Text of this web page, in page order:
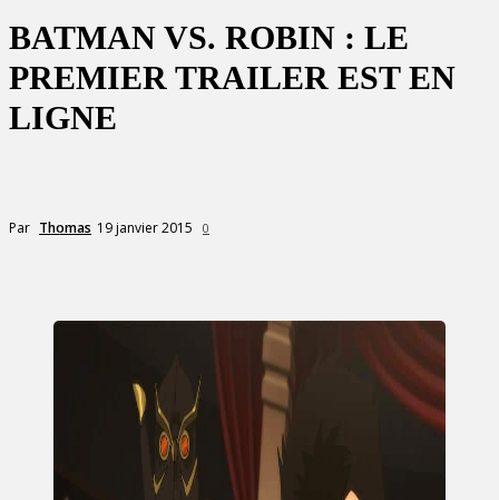
BATMAN VS. ROBIN : LE
PREMIER TRAILER EST EN
LIGNE
Par Thomas 19 janvier 2015 0